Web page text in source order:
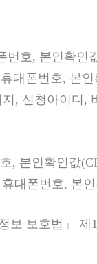
번호, 본인확인
대폰번호, 본
, 신청아이디,
, 본인확인값
대폰번호, 본
보 보호법」 제